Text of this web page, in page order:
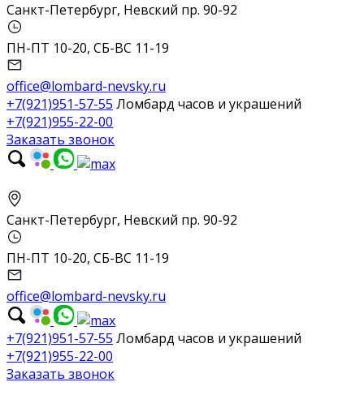
Санкт-Петербург, Невский пр. 90-92
ПН-ПТ 10-20, СБ-ВС 11-19
office@lombard-nevsky.ru
+7(921)951-57-55 Ломбард часов и украшений
+7(921)955-22-00
Заказать звонок
Санкт-Петербург, Невский пр. 90-92
ПН-ПТ 10-20, СБ-ВС 11-19
office@lombard-nevsky.ru
+7(921)951-57-55 Ломбард часов и украшений
+7(921)955-22-00
Заказать звонок